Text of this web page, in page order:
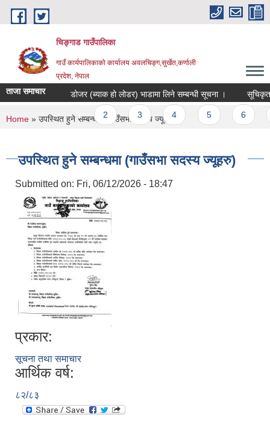
Skip to main content
चिङ्गाड गाउँपालिका
गाउँ कार्यपालिकाको कार्यालय अवलचिङ्ग,सुर्खेत,कर्णाली
प्रदेश, नेपाल
ताजा समाचार डोजर (ब्याक हो लोडर) भाडामा लिने सम्बन्धी सूचना । सूचिकृत हुने
Pages
1 2 3 4
You are here
Home » उपस्थित हुने सम्बन्धमा (गाउँसभा सदस्य ज्यूहरु)
उपस्थित हुने सम्बन्धमा (गाउँसभा सदस्य ज्यूहरु)
Submitted on: Fri, 06/12/2026 - 18:47
प्रकार:
सूचना तथा समाचार
आर्थिक वर्ष:
८२/८३